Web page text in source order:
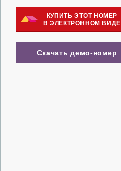
КУПИТЬ ЭТОТ НОМЕР
В ЭЛЕКТРОННОМ ВИДЕ
Скачать демо-номер